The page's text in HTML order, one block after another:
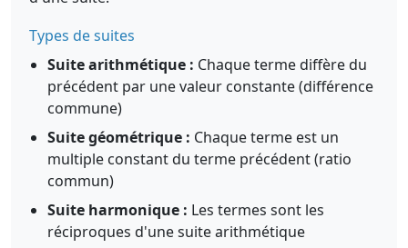
Types de suites
Suite arithmétique : Chaque terme diffère du
précédent par une valeur constante (différence
commune)
Suite géométrique : Chaque terme est un
multiple constant du terme précédent (ratio
commun)
Suite harmonique : Les termes sont les
réciproques d'une suite arithmétique